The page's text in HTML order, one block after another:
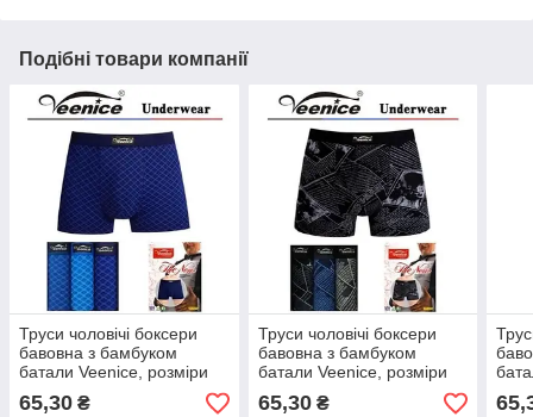
Подібні товари компанії
Труси чоловічі боксери
бавовна з бамбуком
батали Veenice, розміри
5XL-7XL, асорті, 6304
65,30 ₴
Труси чоловічі боксери
бавовна з бамбуком
батали Veenice, розміри
5XL-7XL, асорті, 6365
65,30₴